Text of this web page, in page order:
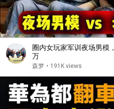
圈内女玩家军训夜场男模
万
森梦 • 191K views